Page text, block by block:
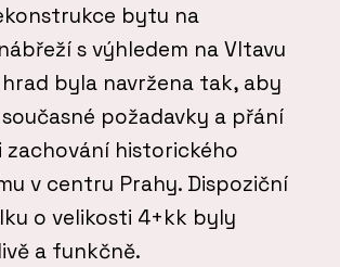
bytu na
s výhledem na Vltavu
byla navržena tak, aby
požadavky a přání
zachování historického
v centru Prahy. Dispoziční
o velikosti 4+kk byly
a funkčně.